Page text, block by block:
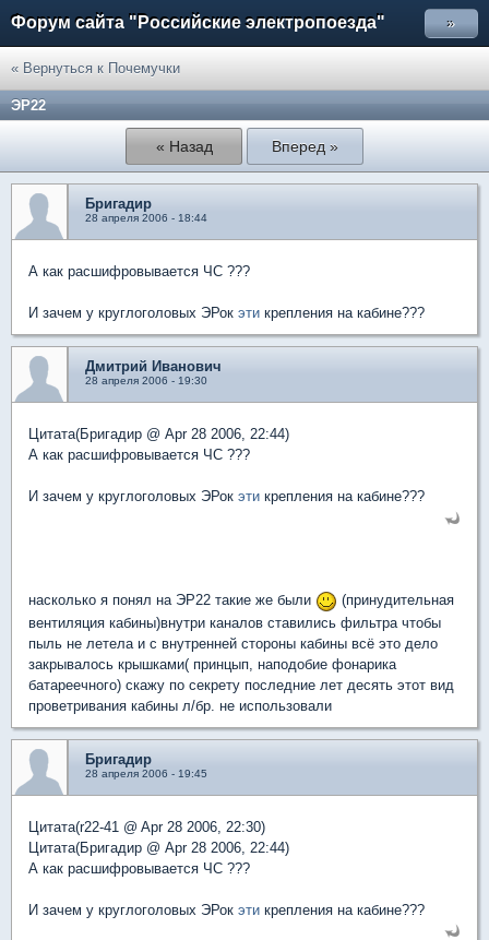
Форум сайта "Российские электропоезда" »
« Вернуться к Почемучки
ЭР22
« Назад Вперед »
Бригадир
28 апреля 2006 - 18:44
А как расшифровывается ЧС ???
И зачем у круглоголовых ЭРок эти крепления на кабине???
Дмитрий Иванович
28 апреля 2006 - 19:30
Цитата(Бригадир @ Apr 28 2006, 22:44)
А как расшифровывается ЧС ???
И зачем у круглоголовых ЭРок эти крепления на кабине???
насколько я понял на ЭР22 такие же были
(принудительная
вентиляция кабины)внутри каналов ставились фильтра чтобы
пыль не летела и с внутренней стороны кабины всё это дело
закрывалось крышками( принцып, наподобие фонарика
батареечного) скажу по секрету последние лет десять этот вид
проветривания кабины л/бр. не использовали
Бригадир
28 апреля 2006 - 19:45
Цитата(r22-41 @ Apr 28 2006, 22:30)
Цитата(Бригадир @ Apr 28 2006, 22:44)
А как расшифровывается ЧС ???
И зачем у круглоголовых ЭРок эти крепления на кабине???